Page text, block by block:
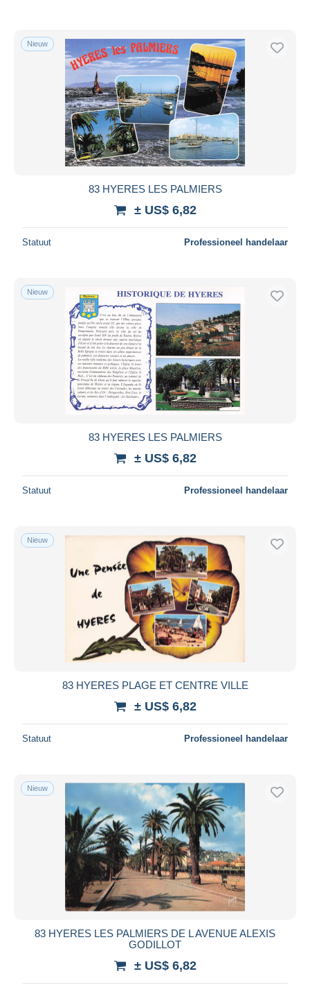
Nieuw
83 HYERES LES PALMIERS
± US$ 6,82
Statuut Professioneel handelaar
Nieuw
83 HYERES LES PALMIERS
± US$ 6,82
Statuut Professioneel handelaar
Nieuw
83 HYERES PLAGE ET CENTRE VILLE
± US$ 6,82
Statuut Professioneel handelaar
Nieuw
83 HYERES LES PALMIERS DE L AVENUE ALEXIS
GODILLOT
± US$ 6,82